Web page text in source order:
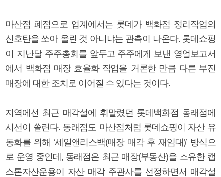
마산점 폐점으로 업계에서는 롯데가 백화점 정리작업의
신호탄을 쏘아 올린 것 아니냐는 관측이 나온다. 롯데쇼핑
이 지난달 주주총회를 앞두고 주주에게 보낸 영업보고서
에서 백화점 매장 효율화 작업을 거론한 만큼 다른 부진
매장에 대한 조치로 이어질 수 있다는 것이다.
지역에선 최근 매각설에 휘말렸던 롯데백화점 동래점에
시선이 쏠린다. 동래점도 마산점처럼 롯데쇼핑이 자산 유
동화를 위해 ‘세일앤리스백(매장 매각 후 재임대)’ 방식으
로 운영 중인데, 동래점은 최근 매장(부동산)을 소유한 캡
스톤자산운용이 자산 매각 주관사를 선정하면서 매각설